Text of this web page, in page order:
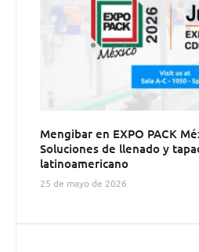
Mengibar en EXPO PACK
Soluciones de llenado y
latinoamericano
25 de mayo de 2026